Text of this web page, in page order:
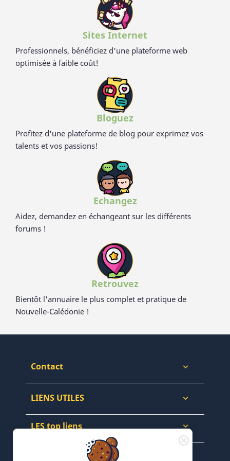
analysé et certifié par la TUV (Allemagne), SGS (Suisse), BOKEN
(Japon), CTI (Chine), FDA (USA) pour ses hauts standards en
eco-friendliness et non-toxicité.
Sites Internet
Professionnels, bénéficiez d'une plateforme web
optimisée à faible coût!
Bloguez
Profitez d'une plateforme de blog pour exprimez vos
talents et vos passions!
Echangez
Aidez, demandez en échangeant sur les différents
forums !
Retrouvez
Bientôt l'annuaire le plus complet et pratique de
Nouvelle-Calédonie !
Contact 
LIENS UTILES 
LES top liens 
NEWSLETTERS & WEB